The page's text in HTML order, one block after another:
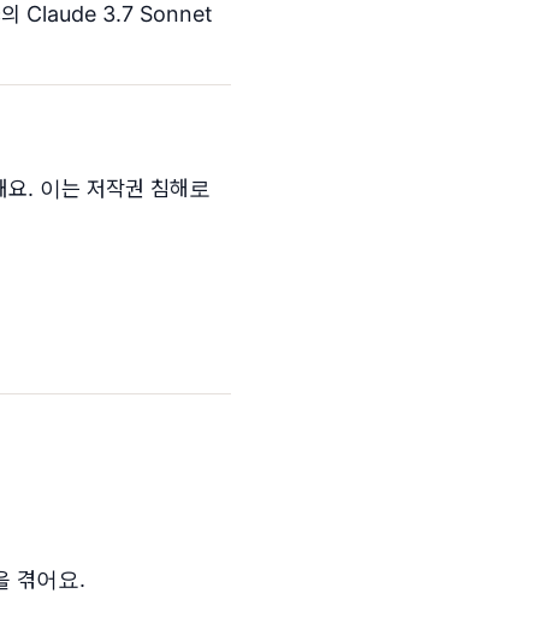
Claude 3.7 Sonnet
요. 이는 저작권 침해로
겪어요.